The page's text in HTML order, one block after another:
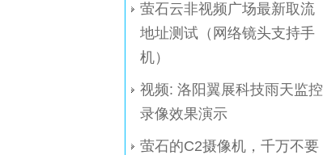
萤石云非视频广场最新取流
地址测试（网络镜头支持手
机）
视频: 洛阳翼展科技雨天监控
录像效果演示
萤石的C2摄像机，千万不要